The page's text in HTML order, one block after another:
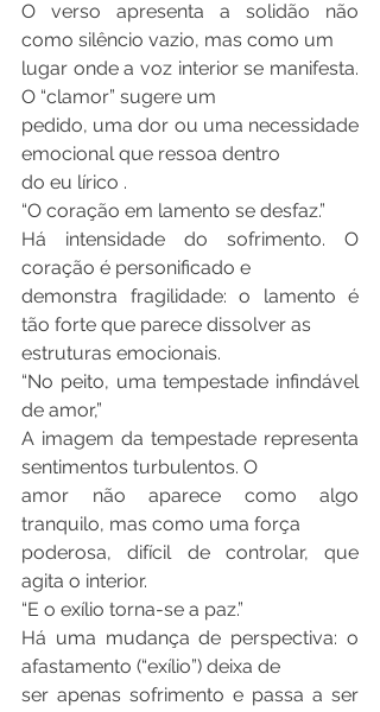
O verso apresenta a solidão não
como silêncio vazio, mas como um
lugar onde a voz interior se manifesta.
O “clamor” sugere um
pedido, uma dor ou uma necessidade
emocional que ressoa dentro
do eu lírico .
“O coração em lamento se desfaz.”
Há intensidade do sofrimento. O
coração é personificado e
demonstra fragilidade: o lamento é
tão forte que parece dissolver as
estruturas emocionais.
“No peito, uma tempestade infindável
de amor,”
A imagem da tempestade representa
sentimentos turbulentos. O
amor não aparece como algo
tranquilo, mas como uma força
poderosa, difícil de controlar, que
agita o interior.
“E o exílio torna-se a paz.”
Há uma mudança de perspectiva: o
afastamento (“exílio”) deixa de
ser apenas sofrimento e passa a ser